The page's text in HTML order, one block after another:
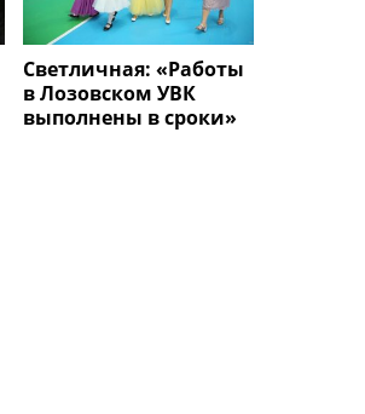
Светличная: «Работы
в Лозовском УВК
выполнены в сроки»